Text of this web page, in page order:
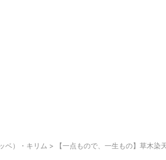
ベ）・キリム >
【一点もので、一生もの】草木